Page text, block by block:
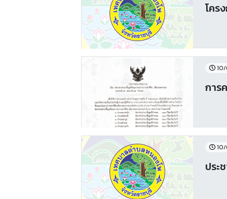
โคร
10/
การ
10/
ประ